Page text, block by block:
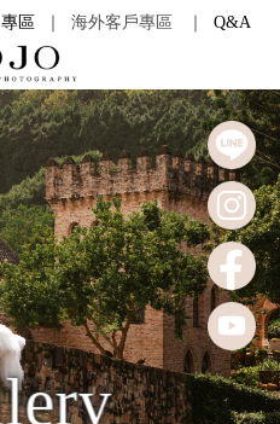
區 海外客戶專區 Q&A